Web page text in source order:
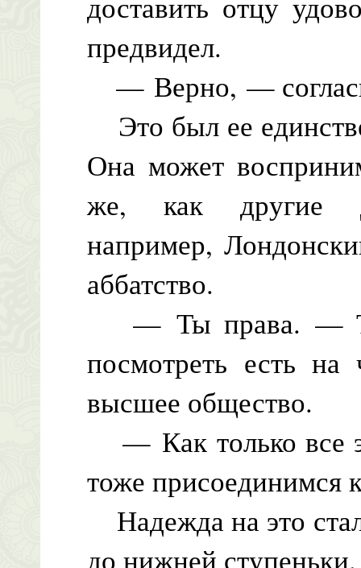
предвидел.
— Верно, —
Это был ее
Она может
же, как другие
например,
аббатство.
— Ты права. —
посмотреть есть
высшее общество.
— Как только все
тоже присоединимся
Надежда на это
до нижней ступеньки.